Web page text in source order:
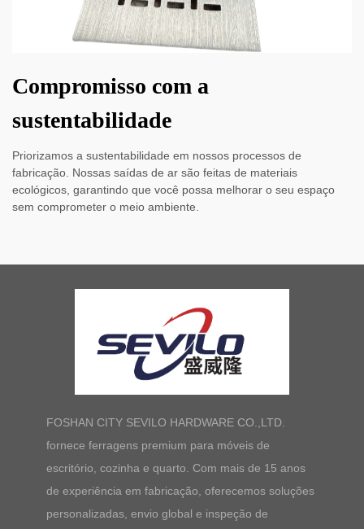
Compromisso com a
sustentabilidade
Priorizamos a sustentabilidade em nossos processos de
fabricação. Nossas saídas de ar são feitas de materiais
ecológicos, garantindo que você possa melhorar o seu espaço
sem comprometer o meio ambiente.
FOSHAN CITY SEVILO HARDWARE CO.,LTD.
fornece ferragens premium para móveis de
escritório, cozinha e quarto. Com mais de 15 anos
de experiência em fabricação, oferecemos soluções
personalizadas, envio global e inspeção de